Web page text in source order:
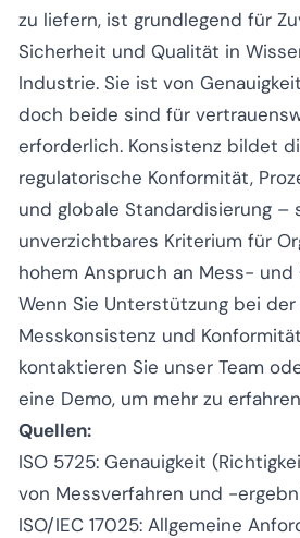
zu liefern, ist grundlegend für
Sicherheit und Qualität in
Industrie. Sie ist von
doch beide sind für
erforderlich. Konsistenz bildet
regulatorische Konformität,
und globale Standardisierung –
unverzichtbares Kriterium für
hohem Anspruch an Mess- und
Wenn Sie Unterstützung bei
Messkonsistenz und
kontaktieren Sie unser Team
eine Demo, um mehr zu
Quellen:
ISO 5725: Genauigkeit
von Messverfahren und -
ISO/IEC 17025: Allgemeine